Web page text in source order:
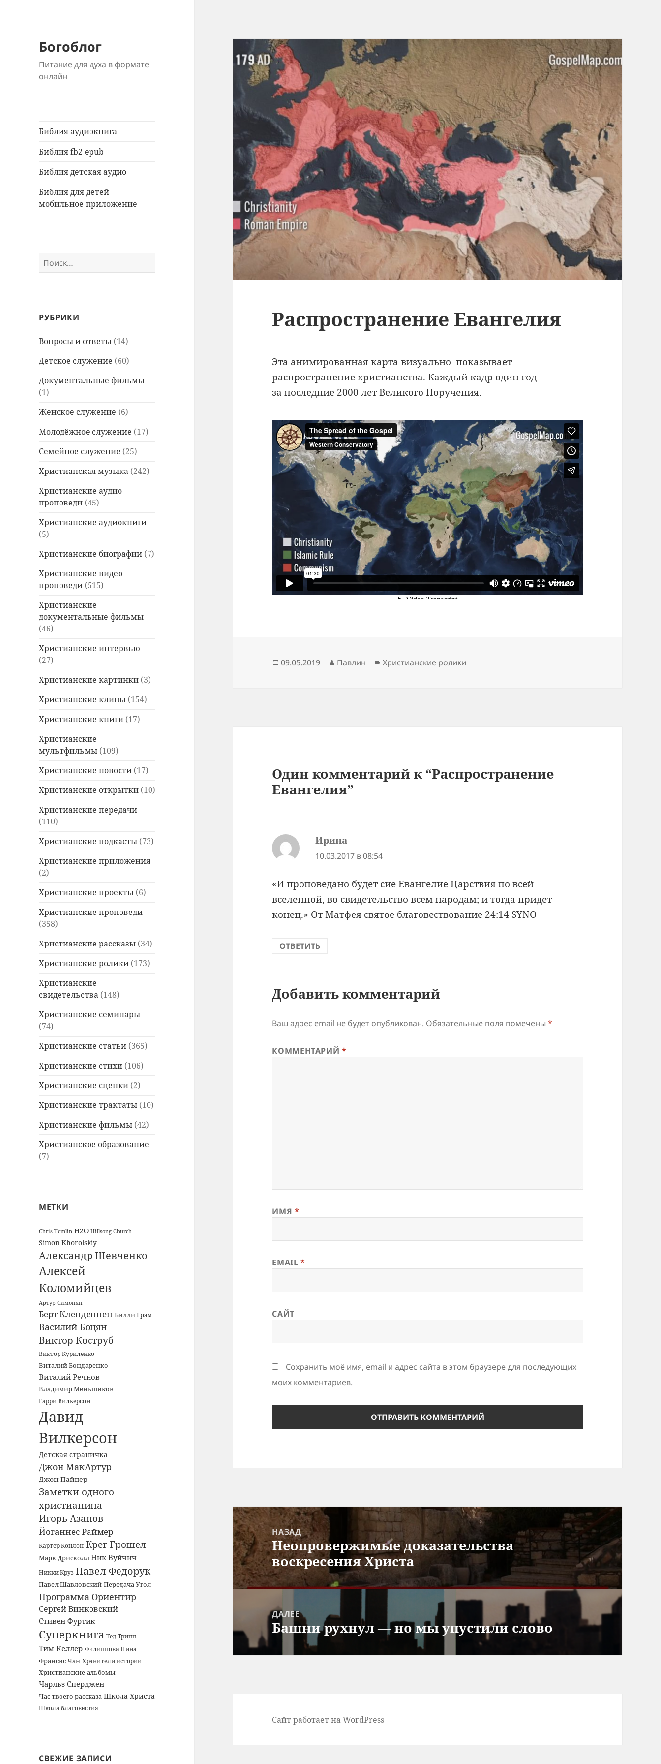
Богоблог
Питание для духа в формате
онлайн
Библия аудиокнига
Библия fb2 epub
Библия детская аудио
Библия для детей
мобильное приложение
Найти:
РУБРИКИ
Вопросы и ответы (14)
Детское служение (60)
Документальные фильмы
(1)
Женское служение (6)
Молодёжное служение (17)
Семейное служение (25)
Христианская музыка (242)
Христианские аудио
проповеди (45)
Христианские аудиокниги
(5)
Христианские биографии (7)
Христианские видео
проповеди (515)
Христианские
документальные фильмы
(46)
Христианские интервью
(27)
Христианские картинки (3)
Христианские клипы (154)
Христианские книги (17)
Христианские
мультфильмы (109)
Христианские новости (17)
Христианские открытки (10)
Христианские передачи
(110)
Христианские подкасты (73)
Христианские приложения
(2)
Христианские проекты (6)
Христианские проповеди
(358)
Христианские рассказы (34)
Христианские ролики (173)
Христианские
свидетельства (148)
Христианские семинары
(74)
Христианские статьи (365)
Христианские стихи (106)
Христианские сценки (2)
Христианские трактаты (10)
Христианские фильмы (42)
Христианское образование
(7)
МЕТКИ
Chris Tomlin H2O Hillsong Church
Simon Khorolskiy
Александр Шевченко
Алексей
Коломийцев
Артур Симонян
Берт Кленденнен Билли Грэм
Василий Боцян
Виктор Коструб
Виктор Куриленко
Виталий Бондаренко
Виталий Речнов
Владимир Меньшиков
Гарри Вилкерсон
Давид
Вилкерсон
Детская страничка
Джон МакАртур
Джон Пайпер
Заметки одного
христианина
Игорь Азанов
Йоганнес Раймер
Картер Конлон Крег Грошел
Марк Дрисколл Ник Вуйчич
Никки Круз Павел Федорук
Павел Шавловский Передача Угол
Программа Ориентир
Сергей Винковский
Стивен Фуртик
Суперкнига Тед Трипп
Тим Келлер Филиппова Нина
Франсис Чан Хранители истории
Христианские альбомы
Чарльз Сперджен
Час твоего рассказа Школа Христа
Школа благовестия
СВЕЖИЕ ЗАПИСИ
Распространение Евангелия
Эта анимированная карта визуально показывает
распространение христианства. Каждый кадр один год
за последние 2000 лет Великого Поручения.
Опубликовано
09.05.2019 Автор
Павлин Рубрики
Христианские ролики
Один комментарий к “Распространение
Евангелия”
Ирина
10.03.2017 в 08:54
«И проповедано будет сие Евангелие Царствия по всей
вселенной, во свидетельство всем народам; и тогда придет
конец.» От Матфея святое благовествование 24:14 SYNO
ОТВЕТИТЬ
Добавить комментарий
Ваш адрес email не будет опубликован. Обязательные поля помечены*
КОММЕНТАРИЙ*
ИМЯ *
EMAIL*
САЙТ
Сохранить моё имя, email и адрес сайта в этом браузере для последующих
моих комментариев.
Навигация
по
записям
НАЗАД
Предыдущая
запись:
Неопровержимые доказательства
воскресения Христа
ДАЛЕЕ
Следующая
запись:
Башни рухнул — но мы упустили слово
Сайт работает на WordPress